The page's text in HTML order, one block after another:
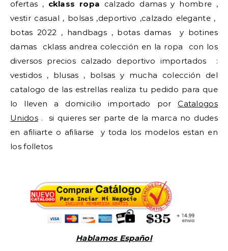
ofertas , cklass ropa calzado damas y hombre ,
vestir casual , bolsas ,deportivo ,calzado elegante ,
botas 2022 , handbags , botas damas y botines
damas cklass andrea colección en la ropa con los
diversos precios calzado deportivo importados :
vestidos , blusas , bolsas y mucha colección del
catalogo de las estrellas realiza tu pedido para que
lo lleven a domicilio importado porCatalogos
Unidos. si quieres ser parte de la marca no dudes
en afiliarte o afiliarse y toda los modelos estan en
los folletos
Hablamos Español